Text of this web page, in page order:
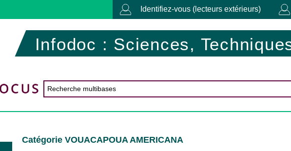
Identifiez-vous (lecteurs extérieurs)
Infodoc : Sciences,
Catégorie VOUACAPOUA AMERICANA